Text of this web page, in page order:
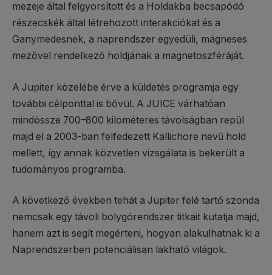
mezeje által felgyorsított és a Holdakba becsapódó
részecskék által létrehozott interakciókat és a
Ganymedesnek, a naprendszer egyedüli, mágneses
mezővel rendelkező holdjának a magnetoszféráját.
A Jupiter közelébe érve a küldetés programja egy
további célponttal is bővül. A JUICE várhatóan
mindössze 700–800 kilométeres távolságban repül
majd el a 2003-ban felfedezett Kallichore nevű hold
mellett, így annak közvetlen vizsgálata is bekerült a
tudományos programba.
A következő években tehát a Jupiter felé tartó szonda
nemcsak egy távoli bolygórendszer titkait kutatja majd,
hanem azt is segít megérteni, hogyan alakulhatnak ki a
Naprendszerben potenciálisan lakható világok.